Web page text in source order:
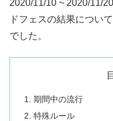
2020/11/10 ~ 2020/11/
ドフェスの結果につい
でした。
期間中の流行
特殊ルール